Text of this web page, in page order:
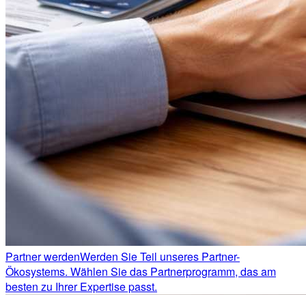
Partner werdenWerden Sie Teil unseres Partner-
Ökosystems. Wählen Sie das Partnerprogramm, das am
besten zu Ihrer Expertise passt.